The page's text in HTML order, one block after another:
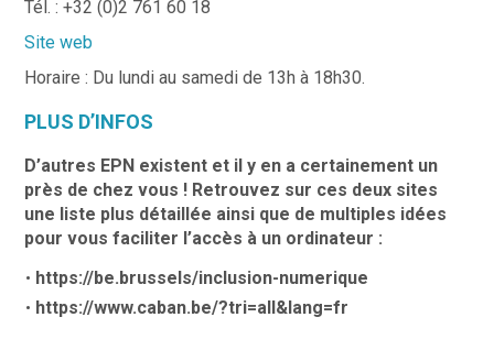
Tél. : +32 (0)2 761 60 18
Site web
Horaire : Du lundi au samedi de 13h à 18h30.
PLUS D’INFOS
D’autres EPN existent et il y en a certainement un
près de chez vous ! Retrouvez sur ces deux sites
une liste plus détaillée ainsi que de multiples idées
pour vous faciliter l’accès à un ordinateur :
https://be.brussels/inclusion-numerique
https://www.caban.be/?tri=all&lang=fr